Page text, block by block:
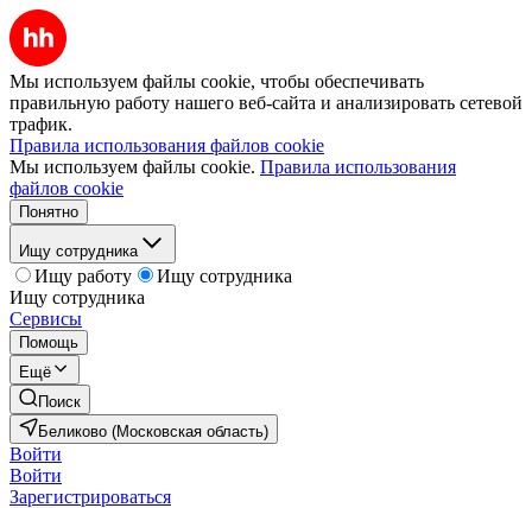
Мы используем файлы cookie, чтобы обеспечивать
правильную работу нашего веб-сайта и анализировать сетевой
трафик.
Правила использования файлов cookie
Мы используем файлы cookie. Правила использования
файлов cookie
Понятно
Ищу сотрудника
Ищу работу
Ищу сотрудника
Ищу сотрудника
Сервисы
Помощь
Ещё
Поиск
Беликово (Московская область)
Войти
Войти
Зарегистрироваться